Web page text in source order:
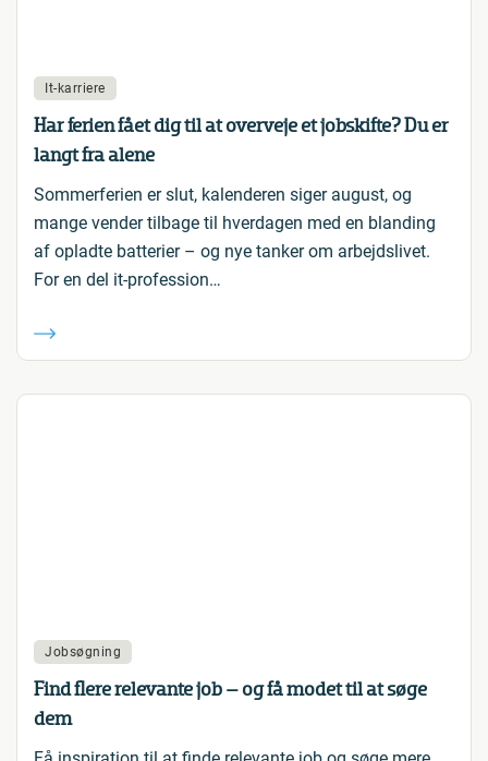
It-karriere
Har ferien fået dig til at overveje et jobskifte? Du er
langt fra alene
Sommerferien er slut, kalenderen siger august, og
mange vender tilbage til hverdagen med en blanding
af opladte batterier – og nye tanker om arbejdslivet.
For en del it-profession…
Jobsøgning
Find flere relevante job – og få modet til at søge
dem